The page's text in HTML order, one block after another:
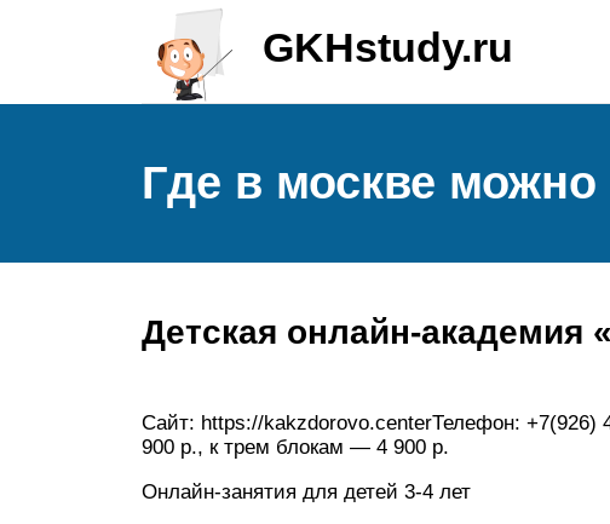
GKHstudy.ru
Где в москве можно
Детская онлайн-академия
Сайт: https://kakzdorovo.centerТелефон: +7(926)
900 р., к трем блокам — 4 900 р.
Онлайн-занятия для детей 3-4 лет